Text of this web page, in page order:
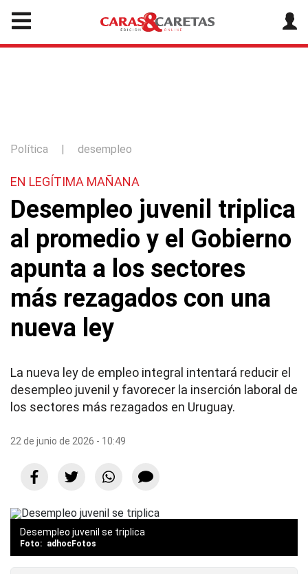
Política | desempleo
EN LEGÍTIMA MAÑANA
Desempleo juvenil triplica
al promedio y el Gobierno
apunta a los sectores
más rezagados con una
nueva ley
La nueva ley de empleo integral intentará reducir el
desempleo juvenil y favorecer la inserción laboral de
los sectores más rezagados en Uruguay.
22 de junio de 2026 - 10:49
Desempleo juvenil se triplica
adhocFotos